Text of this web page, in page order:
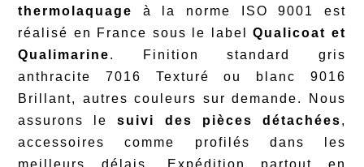
thermolaquage à la
norme ISO 9001 est
réalisé en France sous le labelQualicoat et
Qualimarine. Finition standard gris
anthracite 7016 Texturé ou blanc 9016
Brillant, autres couleurs sur demande. Nous
assurons lesuivi des pièces détachées,
accessoires comme profilés dans les
meilleurs délais. Expédition partout en